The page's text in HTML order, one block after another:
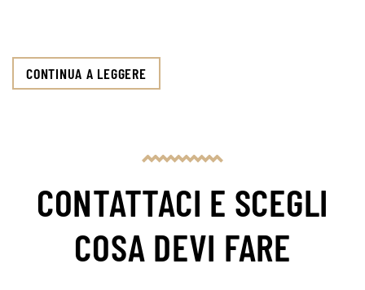
CONTINUA A LEGGERE
CONTATTACI E SCEGLI
COSA DEVI FARE